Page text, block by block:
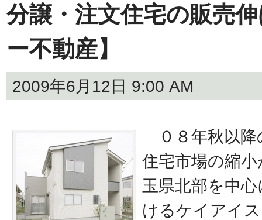
分譲・注文住宅の販売
ー不動産】
2009年6月12日 9:00 AM
０８年秋以降
住宅市場の縮
玉県北部を中
けるケイアイ